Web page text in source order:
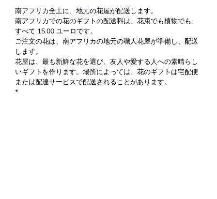
南アフリカ全土に、地元の花屋が配送します。
南アフリカでの花のギフトの配送料は、花束でも植物でも、
すべて 15.00 ユーロです。
ご注文の花は、南アフリカの地元の職人花屋が準備し、配送
します。
花屋は、最も新鮮な花を選び、友人や愛する人への素晴らし
いギフトを作ります。場所によっては、花のギフトは宅配便
または配達サービスで配送されることがあります。
*